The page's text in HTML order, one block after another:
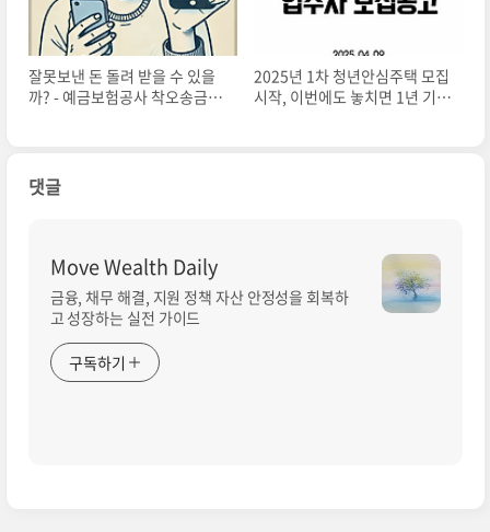
잘못보낸 돈 돌려 받을 수 있을
까? - 예금보험공사 착오송금반
2025년 1차 청년안심주택 모집
시작, 이번에도 놓치면 1년 기다
댓글
Move Wealth Daily
금융, 채무 해결, 지원 정책 자산 안정성을 회복하
고 성장하는 실전 가이드
구독하기